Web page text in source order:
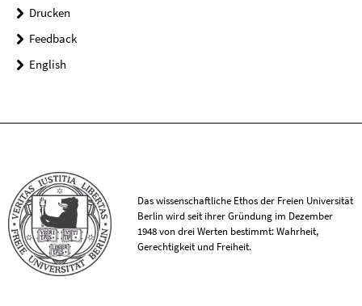
Drucken
Feedback
English
Das wissenschaftliche Ethos der Freien Universität
Berlin wird seit ihrer Gründung im Dezember
1948 von drei Werten bestimmt: Wahrheit,
Gerechtigkeit und Freiheit.